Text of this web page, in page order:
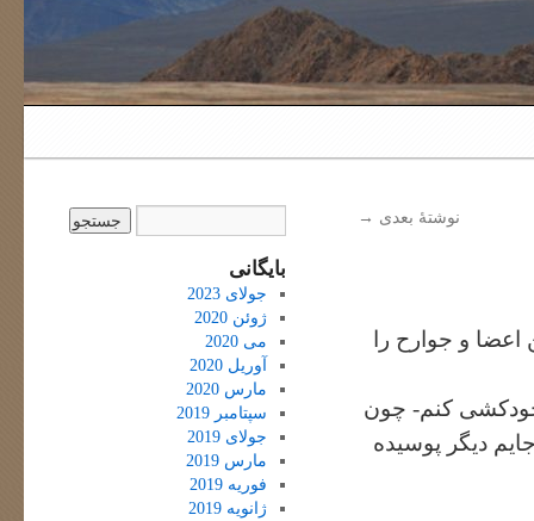
نوشتهٔ بعدی →
و جوارح را
کنم- چون
جایم دیگر پوسیده
بایگانی
جولای 2023
ژوئن 2020
می 2020
آوریل 2020
مارس 2020
سپتامبر 2019
جولای 2019
مارس 2019
فوریه 2019
ژانویه 2019